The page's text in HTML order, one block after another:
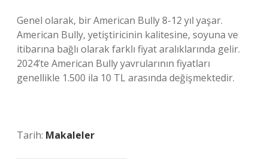
Genel olarak, bir American Bully 8-12 yıl yaşar.
American Bully, yetiştiricinin kalitesine, soyuna ve
itibarına bağlı olarak farklı fiyat aralıklarında gelir.
2024’te American Bully yavrularının fiyatları
genellikle 1.500 ila 10 TL arasında değişmektedir.
Tarih: Makaleler